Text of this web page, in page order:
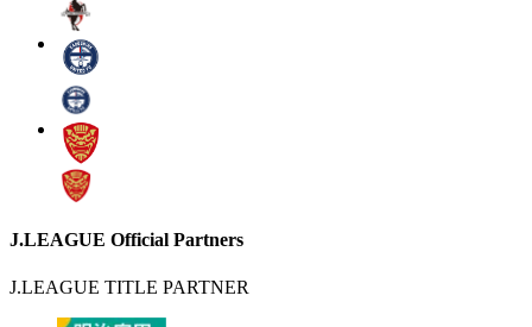
J.LEAGUE Official Partners
J.LEAGUE TITLE PARTNER